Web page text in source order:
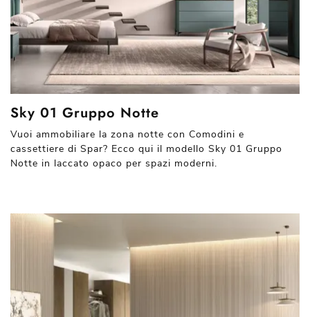
Sky 01 Gruppo Notte
Vuoi ammobiliare la zona notte con Comodini e
cassettiere di Spar? Ecco qui il modello Sky 01 Gruppo
Notte in laccato opaco per spazi moderni.